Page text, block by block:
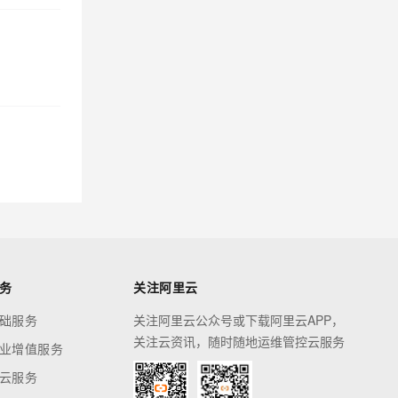
服务
增值服务
服务
关注阿里云
关注阿里云公众号或下载阿里云APP，
关注云资讯，随时随地运维管控云服务